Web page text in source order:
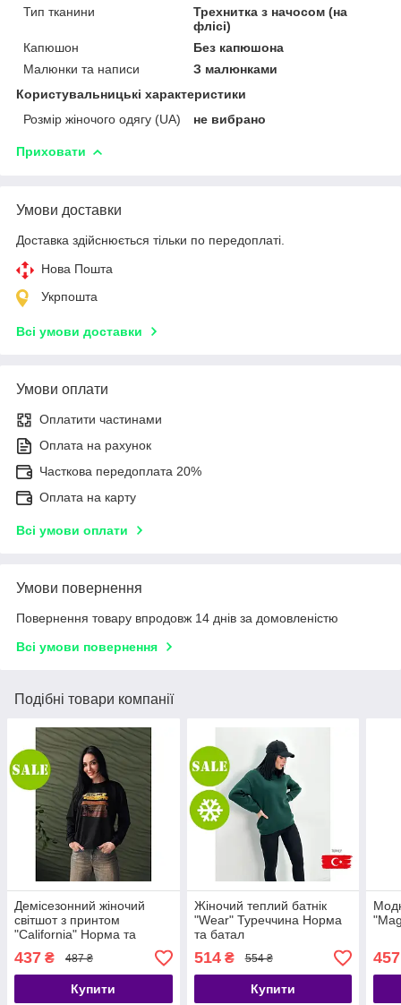
Тип тканини
Трехнитка з начосом (на
флісі)
Капюшон
Без капюшона
Малюнки та написи
З малюнками
Користувальницькі характеристики
Розмір жіночого одягу (UA)
не вибрано
Приховати
Умови доставки
Доставка здійснюється тільки по передоплаті.
Нова Пошта
Укрпошта
Всі умови доставки
Умови оплати
Оплатити частинами
Оплата на рахунок
Часткова передоплата 20%
Оплата на карту
Всі умови оплати
Умови повернення
Повернення товару впродовж 14 днів за домовленістю
Всі умови повернення
Подібні товари компанії
Демісезонний жіночий
світшот з принтом
"California" Норма та
батал
437 ₴ 487 ₴
Купити
Жіночий теплий батнік
"Wear" Туреччина Норма
та батал
514₴ 554 ₴
Купити
457